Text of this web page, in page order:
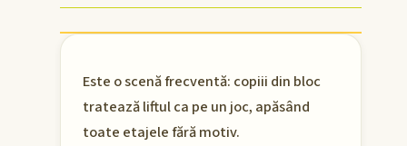
Este o scenă frecventă: copiii din bloc
tratează liftul ca pe un joc, apăsând
toate etajele fără motiv.